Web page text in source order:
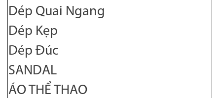
Dép Quai Ngang
Dép Kẹp
Dép Đúc
SANDAL
ÁO THỂ THAO